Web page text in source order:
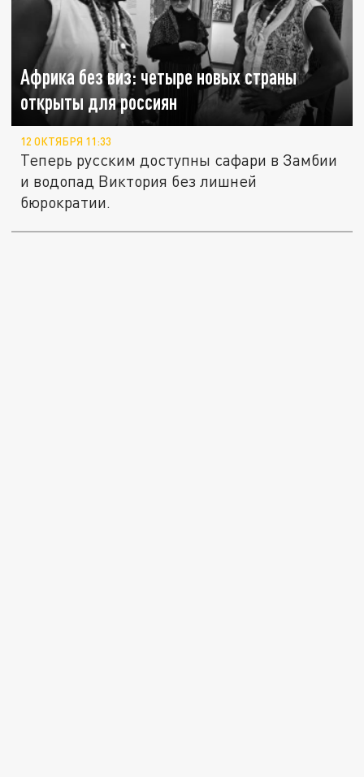
Африка без виз: четыре новых страны
открыты для россиян
12 ОКТЯБРЯ 11:33
Теперь русским доступны сафари в Замбии
и водопад Виктория без лишней
бюрократии.